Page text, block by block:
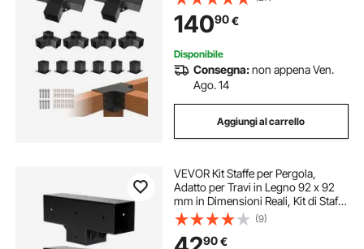
Pezzi con 6 Basi per Pali, per
Pergole Esterne, Gazebo,
Capannoni
14090€
Disponibile
Consegna:non appena Ven.
Ago. 14
Aggiungi al carrello
VEVOR Kit Staffe per Pergola,
Adatto per Travi in Legno 92 x 92
mm in Dimensioni Reali, Kit di Staffe
per Gazebo in Legno Fai da Te a 3
Vie con Viti, Confezione 2, per
Banchetti per Feste all'Aperto
(9)
90€